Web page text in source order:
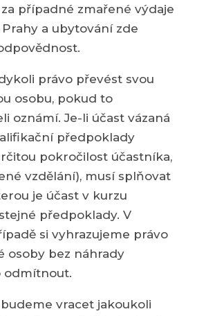
případné zmařené výdaje
a ubytování zde
právo převést svou
osobu, pokud to
oznámí. Je-li účast vázaná
předpoklady
pokročilost účastníka,
vzdělání), musí splňovat
je účast v kurzu
předpoklady. V
si vyhrazujeme právo
osoby bez náhrady
odmítnout.
vracet jakoukoli